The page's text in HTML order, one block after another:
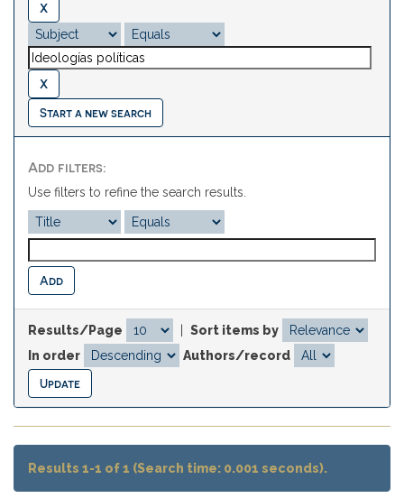
Start a new search
Add filters:
Use filters to refine the search results.
Results/Page
Sort items by
In order
Authors/record
Results 1-1 of 1 (Search time: 0.001 seconds).